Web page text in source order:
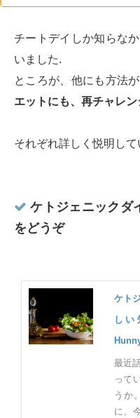
チートデイしか知らな
いました.
ところが、他にも方法
エットにも、再チャレン
それぞれ詳しく悦明して
ケトジェニックダ
をどうぞ
ケト
し
最近
って
うか
に、